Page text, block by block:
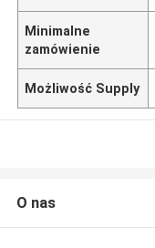
Minimalne
zamówienie
Możliwość Supply
O nas